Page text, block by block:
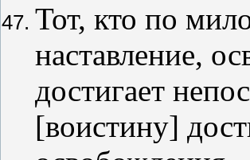
Тот, кто по
наставление,
достигает
[воистину]